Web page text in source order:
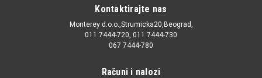
Kontaktirajte nas
Monterey d.o.o.,Strumicka20,Beograd,
011 7444-720, 011 7444-730
067 7444-780
Računi i nalozi